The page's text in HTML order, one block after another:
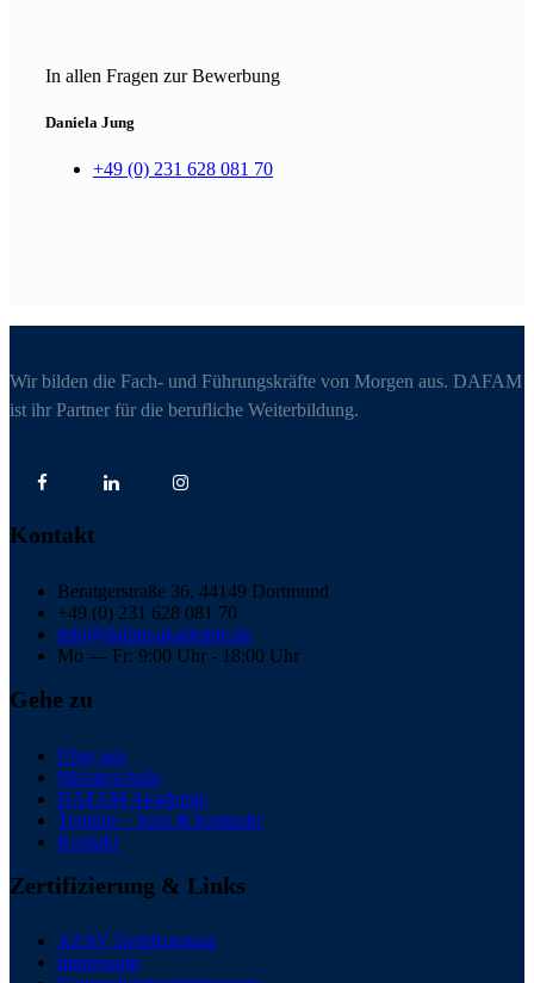
In allen Fragen zur Bewerbung
Daniela Jung
+49 (0) 231 628 081 70
Wir bilden die Fach- und Führungskräfte von Morgen aus. DAFAM
ist ihr Partner für die berufliche Weiterbildung.
Kontakt
Beratgerstraße 36, 44149 Dortmund
+49 (0) 231 628 081 70
info@dafam-akademie.de
Mo — Fr: 9:00 Uhr - 18:00 Uhr
Gehe zu
Über uns
Meisterschule
DAFAM Akademie
Termine – kurz & kompakt
Kontakt
Zertifizierung & Links
AZAV Zertifizierung
Impressum